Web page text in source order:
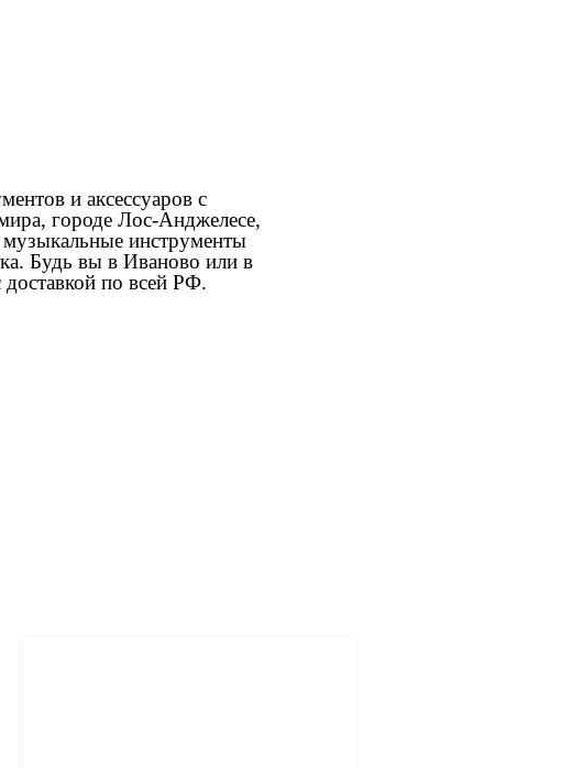
и аксессуаров с
городе Лос-Анджелесе,
инструменты
Будь вы в Иваново или в
по всей РФ.